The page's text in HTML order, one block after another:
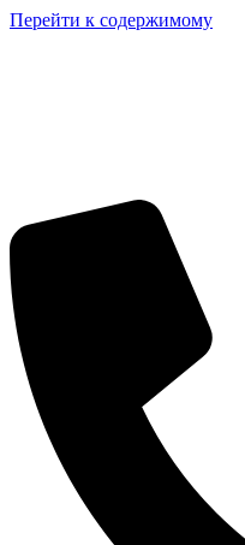
Перейти к содержимому